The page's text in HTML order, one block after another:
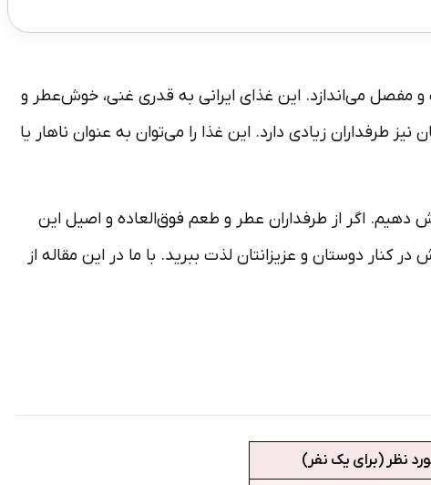
و مفصل می­‌اندازد. این غذای ایرانی به قدری غنی، خوش­‌عطر و
زیادی دارد. این غذا را می­‌توان به عنوان ناهار یا
دهیم. اگر از طرفداران عطر و طعم فوق‌­العاده و اصیل این
دوستان و عزیزانتان لذت ببرید. با ما در این مقاله از
نظر (برای یک نفر)